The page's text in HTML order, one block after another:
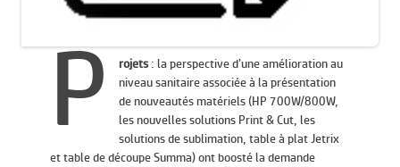
P rojets: la perspective d’une amélioration au
niveau sanitaire associée à la présentation
de nouveautés matériels (HP 700W/800W,
les nouvelles solutions Print & Cut, les
solutions de sublimation, table à plat Jetrix
et table de découpe Summa) ont boosté la demande